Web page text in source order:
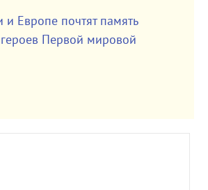
и Европе почтят память
Первой мировой